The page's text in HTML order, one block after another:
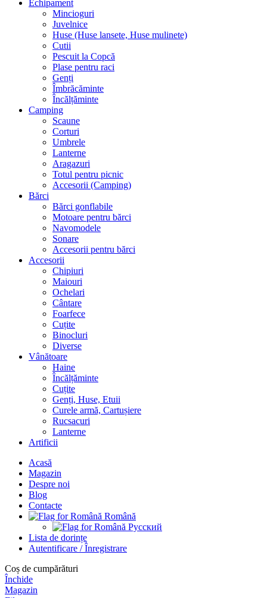
Echipament
Mincioguri
Juvelnice
Huse (Huse lansete, Huse mulinete)
Cutii
Pescuit la Copcă
Plase pentru raci
Genți
Îmbrăcăminte
Încălțăminte
Camping
Scaune
Corturi
Umbrele
Lanterne
Aragazuri
Totul pentru picnic
Accesorii (Camping)
Bărci
Bărci gonflabile
Motoare pentru bărci
Navomodele
Sonare
Accesorii pentru bărci
Accesorii
Chipiuri
Maiouri
Ochelari
Cântare
Foarfece
Cuțite
Binocluri
Diverse
Vânătoare
Haine
Încălțăminte
Cuțite
Genți, Huse, Etuii
Curele armă, Cartușiere
Rucsacuri
Lanterne
Artificii
Acasă
Magazin
Despre noi
Blog
Contacte
Română
Русский
Lista de dorințe
Autentificare / Înregistrare
Coș de cumpărături
Închide
Magazin